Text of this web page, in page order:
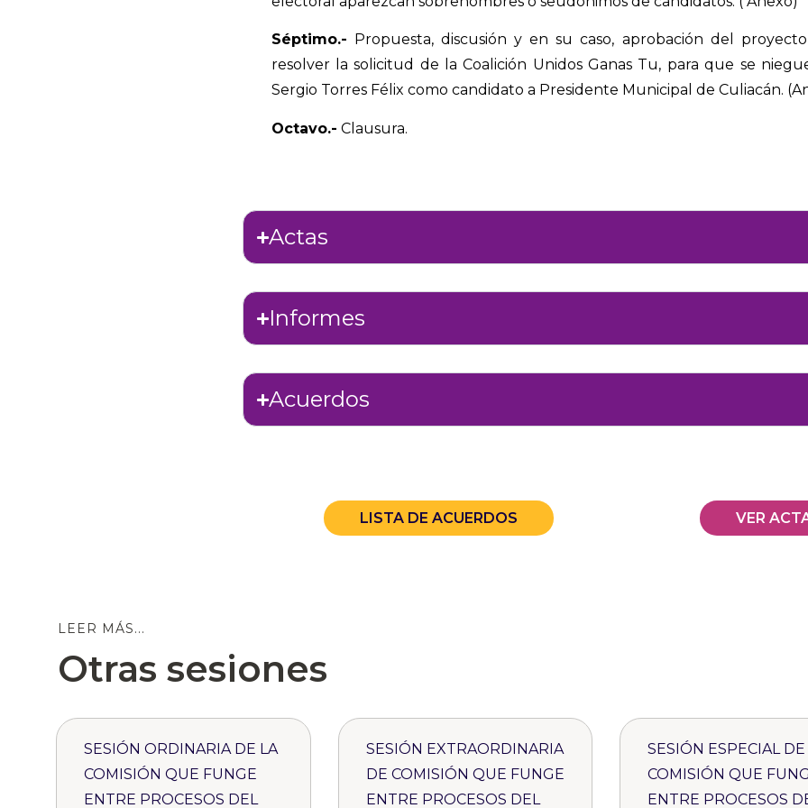
Séptimo.- Propuesta, discusión y en su caso, aprobación del
resolver la solicitud de la Coalición Unidos Ganas Tu, para que se
Sergio Torres Félix como candidato a Presidente Municipal de Culiacán.
Octavo.- Clausura.
Actas
Informes
Acuerdos
LISTA DE ACUERDOS VER
LEER MÁS...
Otras sesiones
SESIÓN ORDINARIA DE LA
COMISIÓN QUE FUNGE
ENTRE PROCESOS DEL
SESIÓN EXTRAORDINARIA
DE COMISIÓN QUE FUNGE
ENTRE PROCESOS DEL
SESIÓN ESPECIAL DE
COMISIÓN QUE
ENTRE PROCESOS